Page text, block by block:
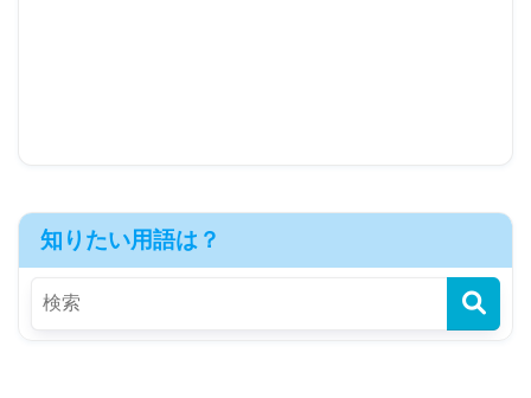
知りたい用語は？